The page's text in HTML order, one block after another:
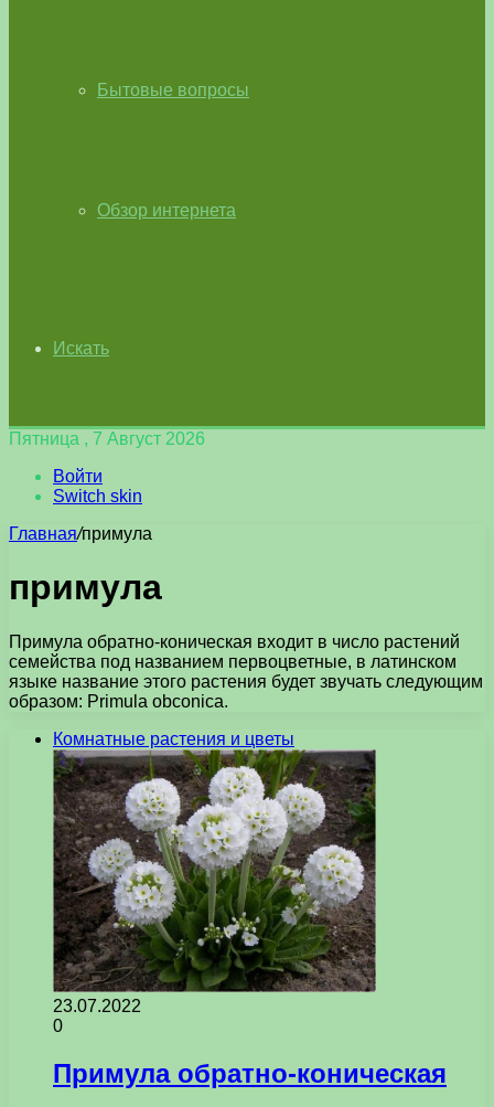
Бытовые вопросы
Обзор интернета
Искать
Пятница , 7 Август 2026
Войти
Switch skin
Главная/примула
примула
Примула обратно-коническая входит в число растений
семейства под названием первоцветные, в латинском
языке название этого растения будет звучать следующим
образом: Primula obconica.
Комнатные растения и цветы
23.07.2022
0
Примула обратно-коническая